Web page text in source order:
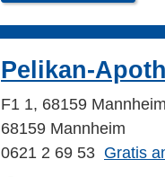
Pelikan-
F1 1, 68159 Mannheim
68159 Mannheim
0621 2 69 53 Gratis